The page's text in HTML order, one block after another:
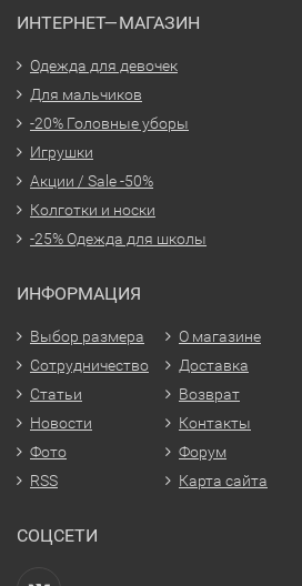
ИНТЕРНЕТ—МАГАЗИН
Одежда для девочек
Для мальчиков
-20% Головные уборы
Игрушки
Акции / Sale -50%
Колготки и носки
-25% Одежда для школы
ИНФОРМАЦИЯ
Выбор размера
Сотрудничество
Статьи
Новости
Фото
RSS
О магазине
Доставка
Возврат
Контакты
Форум
Карта сайта
СОЦСЕТИ